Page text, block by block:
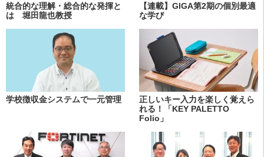
統合的な理解・総合的な発揮と
は 堀田龍也教授
【連載】GIGA第2期の個別最適
な学び
学校徴収金システムで一元管理
正しいキー入力を楽しく覚えら
れる！「KEY PALETTO
Folio」